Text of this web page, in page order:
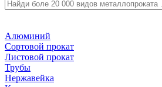
Алюминий
Сортовой прокат
Листовой прокат
Трубы
Нержавейка